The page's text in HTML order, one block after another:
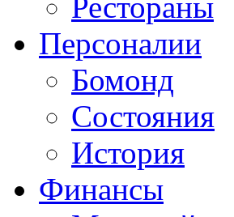
Персоналии
Бомонд
Состояния
История
Финансы